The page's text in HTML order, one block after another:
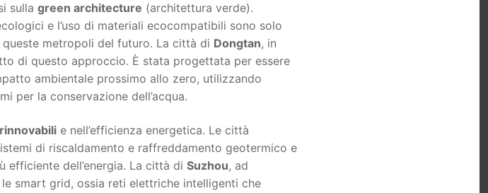
sulla green architecture (architettura verde).
e l’uso di materiali ecocompatibili sono solo
metropoli del futuro. La città di Dongtan, in
di questo approccio. È stata progettata per essere
ambientale prossimo allo zero, utilizzando
per la conservazione dell’acqua.
e nell’efficienza energetica. Le città
di riscaldamento e raffreddamento geotermico e
dell’energia. La città di Suzhou, ad
smart grid, ossia reti elettriche intelligenti che